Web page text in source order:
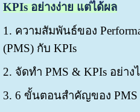
KPIs อย่างง่าย แต่ได้ผล
1. ความสัมพันธ์ของ
(PMS) กับ KPIs
2. จัดทำ PMS & KPIs อย่าง
3. 6 ขั้นตอนสำคัญของ